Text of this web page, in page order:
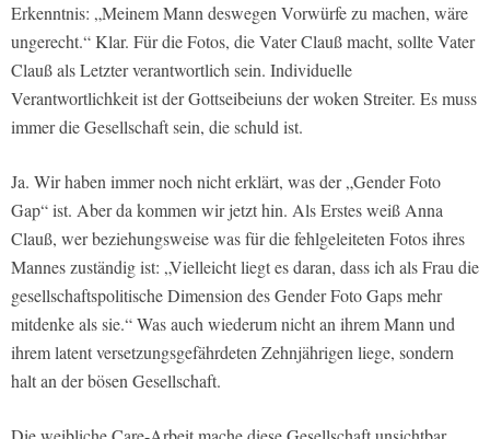
Erkenntnis: „Meinem Mann deswegen Vorwürfe zu machen, wäre
ungerecht.“ Klar. Für die Fotos, die Vater Clauß macht, sollte Vater
Clauß als Letzter verantwortlich sein. Individuelle
Verantwortlichkeit ist der Gottseibeiuns der woken Streiter. Es muss
immer die Gesellschaft sein, die schuld ist.
Ja. Wir haben immer noch nicht erklärt, was der „Gender Foto
Gap“ ist. Aber da kommen wir jetzt hin. Als Erstes weiß Anna
Clauß, wer beziehungsweise was für die fehlgeleiteten Fotos ihres
Mannes zuständig ist: „Vielleicht liegt es daran, dass ich als Frau die
gesellschaftspolitische Dimension des Gender Foto Gaps mehr
mitdenke als sie.“ Was auch wiederum nicht an ihrem Mann und
ihrem latent versetzungsgefährdeten Zehnjährigen liege, sondern
halt an der bösen Gesellschaft.